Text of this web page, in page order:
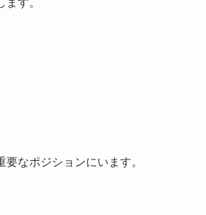
なポジションにいます。